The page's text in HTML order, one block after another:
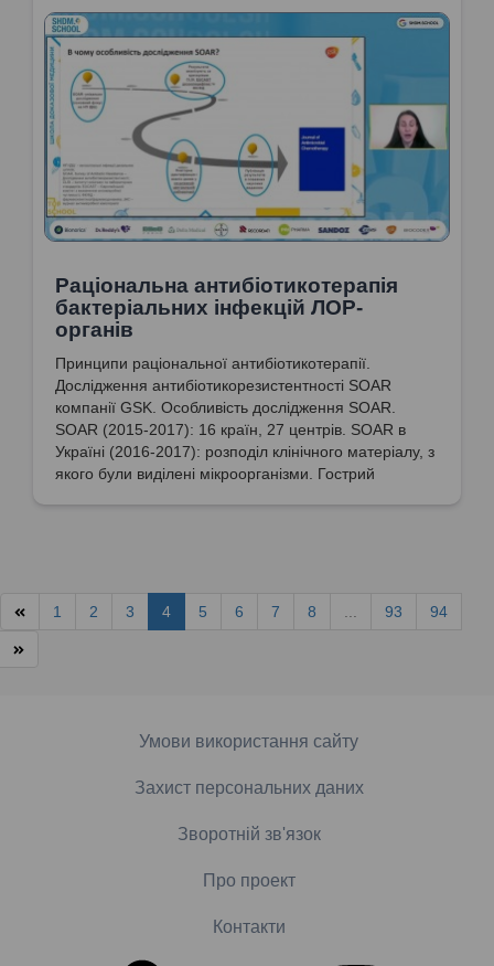
Раціональна антибіотикотерапія
бактеріальних інфекцій ЛОР-
органів
Принципи раціональної антибіотикотерапії.
Дослідження антибіотикорезистентності SOAR
компанії GSK. Особливість дослідження SOAR.
SOAR (2015-2017): 16 країн, 27 центрів. SOAR в
Україні (2016-2017): розподіл клінічного матеріалу, з
якого були виділені мікроорганізми. Гострий
1 2 3 4 5 6 7 8 93 94
Умови використання сайту
Захист персональних даних
Зворотній зв'язок
Про проект
Контакти